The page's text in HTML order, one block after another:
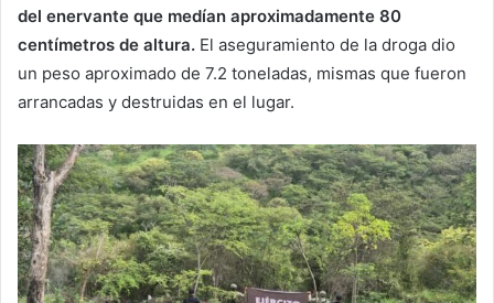
del enervante que medían aproximadamente 80
centímetros de altura. El aseguramiento de la droga dio
un peso aproximado de 7.2 toneladas, mismas que fueron
arrancadas y destruidas en el lugar.